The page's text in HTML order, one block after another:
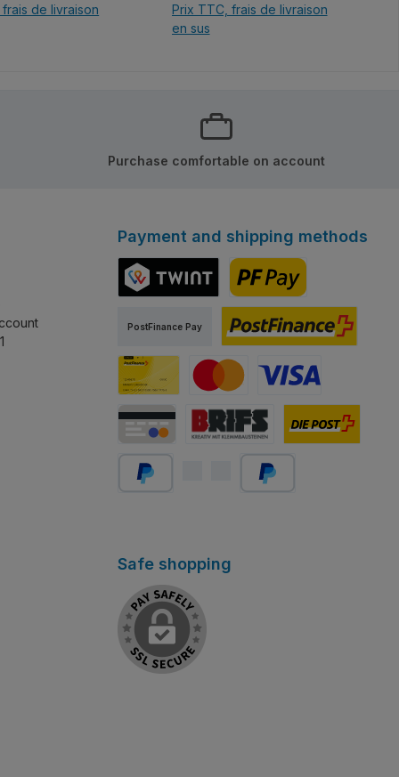
de livraison
Prix TTC, frais de livraison
en sus
Purchase comfortable on account
Payment and shipping methods
PostFinance Pay
PostFinance Pay
Safe shopping